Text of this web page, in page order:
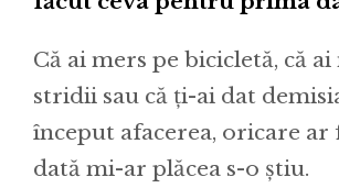
Că ai mers pe bicicletă, că
stridii sau că ți-ai dat
început afacerea, oricare ar
dată mi-ar plăcea s-o știu.